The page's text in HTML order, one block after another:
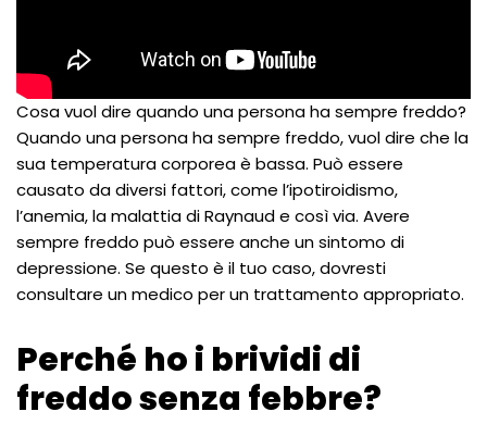
Cosa vuol dire quando una persona ha sempre freddo?
Quando una persona ha sempre freddo, vuol dire che la
sua temperatura corporea è bassa. Può essere
causato da diversi fattori, come l’ipotiroidismo,
l’anemia, la malattia di Raynaud e così via. Avere
sempre freddo può essere anche un sintomo di
depressione. Se questo è il tuo caso, dovresti
consultare un medico per un trattamento appropriato.
Perché ho i brividi di
freddo senza febbre?